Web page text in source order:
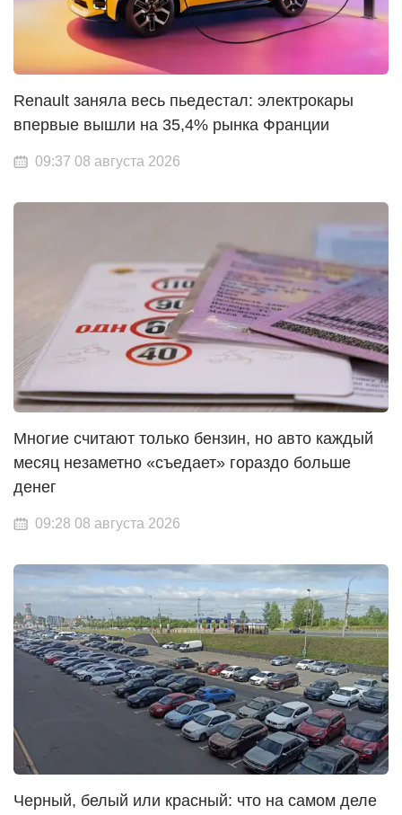
Renault заняла весь пьедестал: электрокары
впервые вышли на 35,4% рынка Франции
09:37 08 августа 2026
Многие считают только бензин, но авто каждый
месяц незаметно «съедает» гораздо больше
денег
09:28 08 августа 2026
Черный, белый или красный: что на самом деле